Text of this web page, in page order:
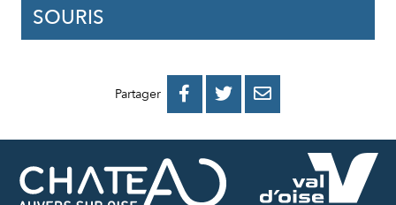
SOURIS
Partager 
PARTAGER
FACEBOOK
PARTAGER
PARTAGER
MAIL